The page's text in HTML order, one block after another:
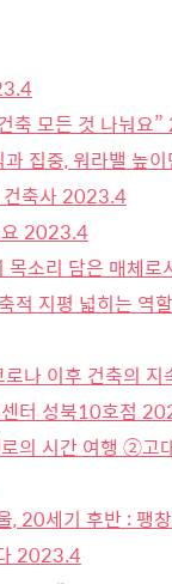
축 모든 것 나눠요
집중, 워라밸 높
건축사 2023.4
요 2023.4
소리 담은 매체로
적 지평 넓히는 역
나 이후 건축의
터 성북10호점
의 시간 여행 ②고
20세기 후반 : 팽
2023.4